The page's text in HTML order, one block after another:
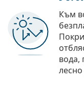
Към
вода,